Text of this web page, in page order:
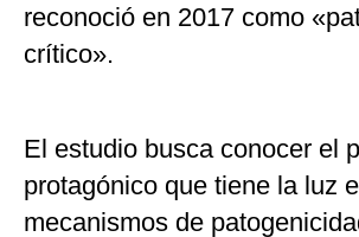
reconoció en 2017 como
crítico».
El estudio busca conocer el
protagónico que tiene la luz
mecanismos de